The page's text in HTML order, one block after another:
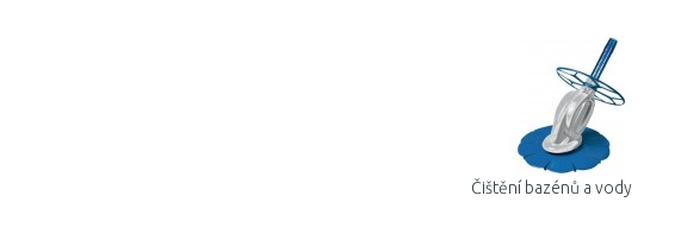
Porovnať
Čištění bazénů a vody